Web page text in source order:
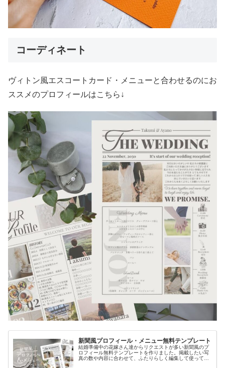
コーディネート
ヴィトン風エスコートカード・メニューと合わせるのにお
ススメのプロフィールはこちら↓
新聞風プロフィール・メニュー無料テンプレート
結婚準備中の花嫁さん達からリクエストが多い新聞風のプ
ロフィール無料テンプレートを作りました。掲載したい写
真の数や内容に合わせて、ふたりらしく編集して使ってく